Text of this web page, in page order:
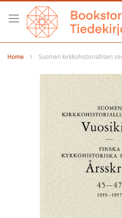
Skip
Content
Home Suomen kirkkohistoriallisen